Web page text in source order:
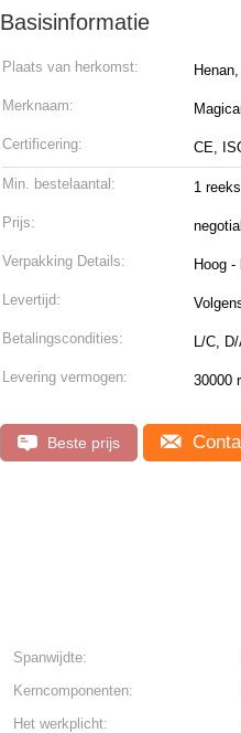
Basisinformatie
Plaats van herkomst:
Merknaam:
Certificering: CE,
Min. bestelaantal: 1 reeks
Prijs:
Verpakking Details: Hoog
Levertijd:
Betalingscondities: L/C,
Levering vermogen: 30000
Beste prijs
Spanwijdte:
Kerncomponenten:
Het werkplicht: